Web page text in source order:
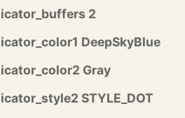
2
DeepSkyBlue
Gray
STYLE_DOT